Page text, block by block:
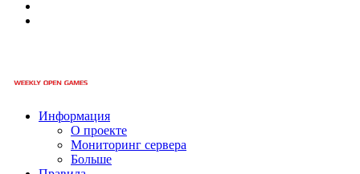
Информация
О проекте
Мониторинг сервера
Больше